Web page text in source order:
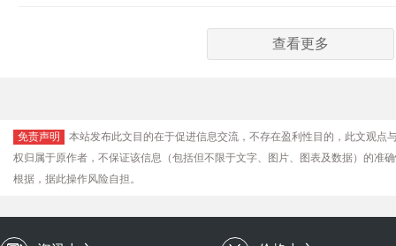
查看更多
免责声明
本站发布此文目的在于促进信息交流，不存在盈利性目的，此文观
权归属于原作者，不保证该信息（包括但不限于文字、图片、图表及数据）的准
根据，据此操作风险自担。